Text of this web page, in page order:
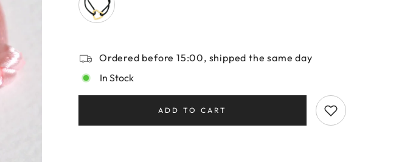
Ordered before 15:00, shipped the same day
In Stock
ADD TO CART